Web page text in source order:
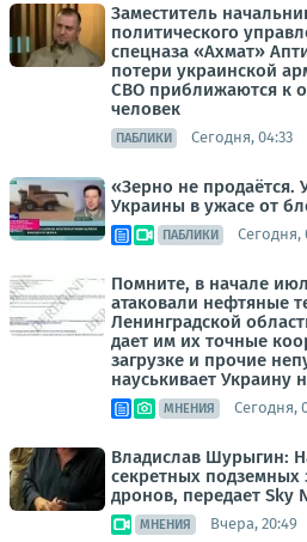
Заместитель
политического
спецназа «Ахмат»
потери украинской
СВО приближаются к
человек
ПАБЛИКИ Сегодня, 04:33
«Зерно не продаётся.
Украины в ужасе от
ПАБЛИКИ Сегодня,
Помните, в начале
атаковали нефтяные
Ленинградской
дает им их точные
загрузке и прочие
науськивает Украину
МНЕНИЯ Сегодня,
Владислав Шурыгин:
секретных подземных
дронов, передает Sky
МНЕНИЯ Вчера, 20:49